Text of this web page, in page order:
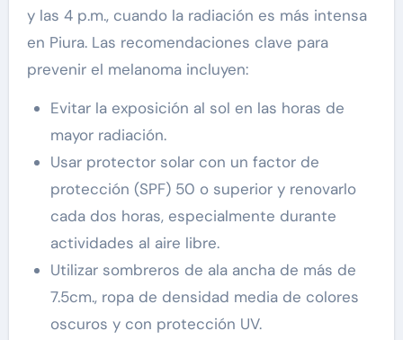
y las 4 p.m., cuando la radiación es más intensa
en Piura. Las recomendaciones clave para
prevenir el melanoma incluyen:
Evitar la exposición al sol en las horas de
mayor radiación.
Usar protector solar con un factor de
protección (SPF) 50 o superior y renovarlo
cada dos horas, especialmente durante
actividades al aire libre.
Utilizar sombreros de ala ancha de más de
7.5cm., ropa de densidad media de colores
oscuros y con protección UV.